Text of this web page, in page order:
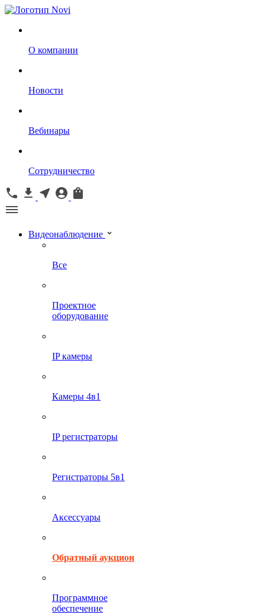
О компании
Новости
Вебинары
Сотрудничество
Видеонаблюдение
Все
Проектное
оборудование
IP камеры
Камеры 4в1
IP регистраторы
Регистраторы 5в1
Аксессуары
Обратный аукцион
Программное
обеспечение